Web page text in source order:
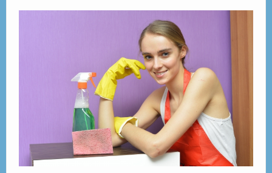
ご契約の流れ
– Agreement –
交通アクセス
会社案内
– Company –
お問合せ
– Query –